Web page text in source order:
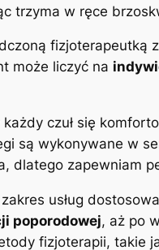
fizjoterapeutką
może liczyć na
czuł się
są wykonywane w
dlatego zapewniam
usług
poporodowej, aż po
fizjoterapii, takie